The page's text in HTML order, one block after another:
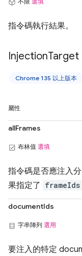
指令碼執行結果。
InjectionTarget
Chrome 135 以上版本
屬性
allFrames
布林值 選填
指令碼是否應注入
果指定了 frameIds
documentIds
字串陣列 選用
要注入的特定